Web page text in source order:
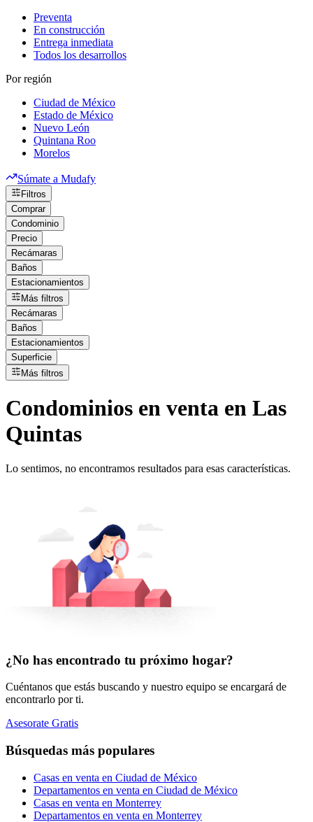
Preventa
En construcción
Entrega inmediata
Todos los desarrollos
Por región
Ciudad de México
Estado de México
Nuevo León
Quintana Roo
Morelos
Súmate a Mudafy
Filtros
Comprar
Condominio
Precio
Recámaras
Baños
Estacionamientos
Más filtros
Recámaras
Baños
Estacionamientos
Superficie
Más filtros
Condominios en venta en Las
Quintas
Lo sentimos, no encontramos resultados para esas características.
¿No has encontrado tu próximo hogar?
Cuéntanos que estás buscando y nuestro equipo se encargará de
encontrarlo por ti.
Asesorate Gratis
Búsquedas más populares
Casas en venta en Ciudad de México
Departamentos en venta en Ciudad de México
Casas en venta en Monterrey
Departamentos en venta en Monterrey